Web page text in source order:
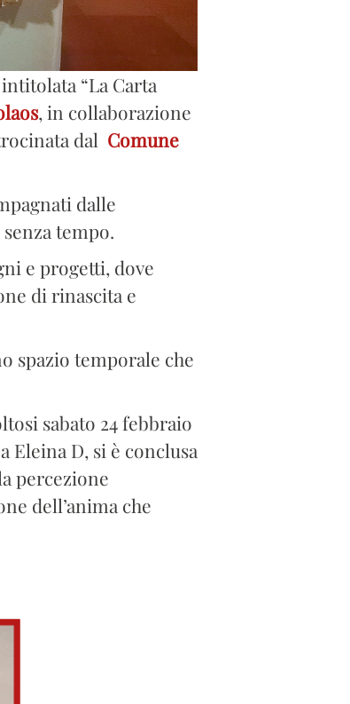
“La Carta
, in collaborazione
dal Comune
dalle
tempo.
e progetti, dove
di rinascita e
spazio temporale che
sabato 24 febbraio
Eleina D, si è conclusa
percezione
dell’anima che